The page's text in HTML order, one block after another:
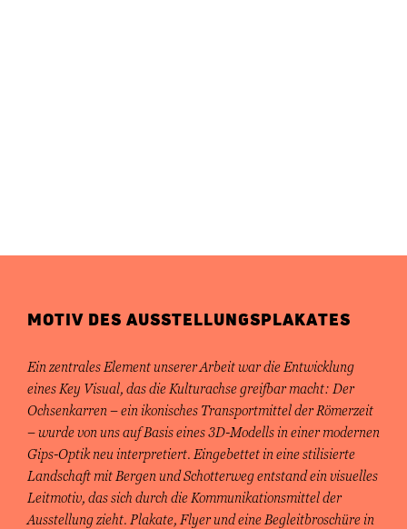
MOTIV DES AUSSTELLUNGSPLAKATES
Ein zentrales Element unserer Arbeit war die Entwicklung
eines Key Visual, das die Kulturachse greifbar macht: Der
Ochsenkarren – ein ikonisches Transportmittel der Römerzeit
– wurde von uns auf Basis eines 3D-Modells in einer modernen
Gips-Optik neu interpretiert. Eingebettet in eine stilisierte
Landschaft mit Bergen und Schotterweg entstand ein visuelles
Leitmotiv, das sich durch die Kommunikationsmittel der
Ausstellung zieht. Plakate, Flyer und eine Begleitbroschüre in